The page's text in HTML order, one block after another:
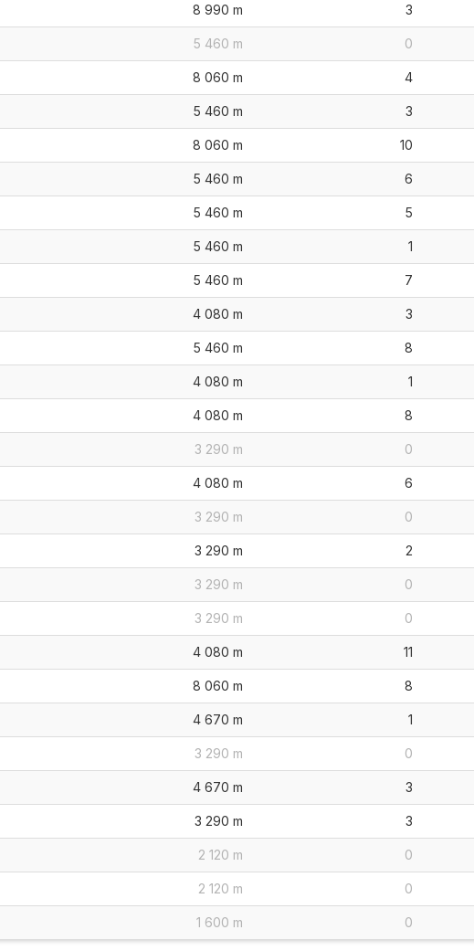
8 990 m 3
5 460 m 0
8 060 m 4
5 460 m 3
8 060 m 10
5 460 m 6
5 460 m 5
5 460 m 1
5 460 m 7
4 080 m 3
5 460 m 8
4 080 m 1
4 080 m 8
3 290 m 0
4 080 m 6
3 290 m 0
3 290 m 2
3 290 m 0
3 290 m 0
4 080 m 11
8 060 m 8
4 670 m 1
3 290 m 0
4 670 m 3
3 290 m 3
2 120 m 0
2 120 m 0
1 600 m 0